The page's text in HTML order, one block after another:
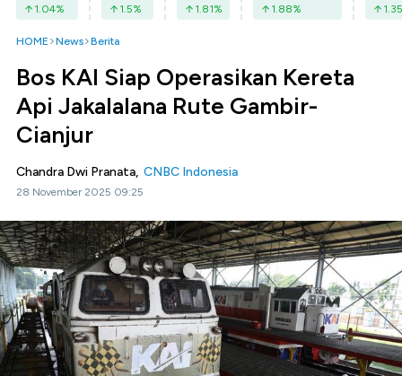
1.04% 1.5% 1.81% 1.88% 1.35
HOME News Berita
Bos KAI Siap Operasikan Kereta
Api Jakalalana Rute Gambir-
Cianjur
Chandra Dwi Pranata, CNBC Indonesia
28 November 2025 09:25